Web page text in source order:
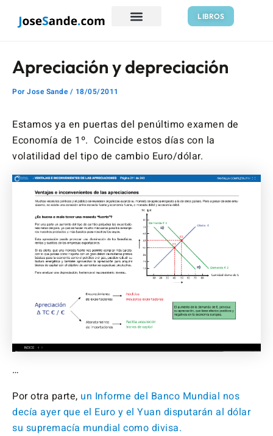
LIBROS
Apreciación y depreciación
Por Jose Sande / 18/05/2011
Estamos ya en puertas del penúltimo examen de
Economía de 1º. Coincide estos días con la
volatilidad del tipo de cambio Euro/dólar.
…
Por otra parte, un Informe del Banco Mundial nos
decía ayer que el Euro y el Yuan disputarán al dólar
su supremacía mundial como divisa.
de